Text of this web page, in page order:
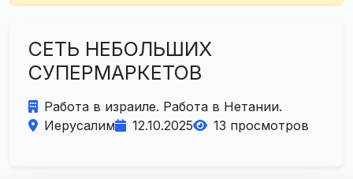
СЕТЬ НЕБОЛЬШИХ
СУПЕРМАРКЕТОВ
Работа в израиле. Работа в Нетании.
Иерусалим
12.10.2025 13 просмотров